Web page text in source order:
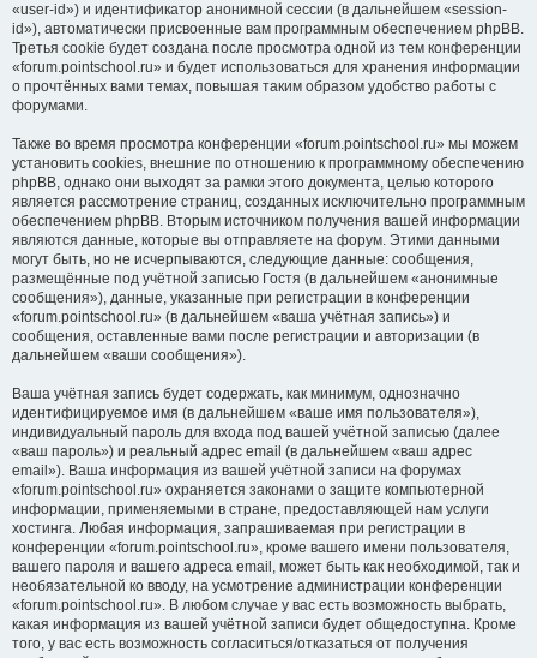
«user-id») и идентификатор анонимной сессии (в дальнейшем «session-
id»), автоматически присвоенные вам программным обеспечением phpBB.
Третья cookie будет создана после просмотра одной из тем конференции
«forum.pointschool.ru» и будет использоваться для хранения информации
о прочтённых вами темах, повышая таким образом удобство работы с
форумами.
Также во время просмотра конференции «forum.pointschool.ru» мы можем
установить cookies, внешние по отношению к программному обеспечению
phpBB, однако они выходят за рамки этого документа, целью которого
является рассмотрение страниц, созданных исключительно программным
обеспечением phpBB. Вторым источником получения вашей информации
являются данные, которые вы отправляете на форум. Этими данными
могут быть, но не исчерпываются, следующие данные: сообщения,
размещённые под учётной записью Гостя (в дальнейшем «анонимные
сообщения»), данные, указанные при регистрации в конференции
«forum.pointschool.ru» (в дальнейшем «ваша учётная запись») и
сообщения, оставленные вами после регистрации и авторизации (в
дальнейшем «ваши сообщения»).
Ваша учётная запись будет содержать, как минимум, однозначно
идентифицируемое имя (в дальнейшем «ваше имя пользователя»),
индивидуальный пароль для входа под вашей учётной записью (далее
«ваш пароль») и реальный адрес email (в дальнейшем «ваш адрес
email»). Ваша информация из вашей учётной записи на форумах
«forum.pointschool.ru» охраняется законами о защите компьютерной
информации, применяемыми в стране, предоставляющей нам услуги
хостинга. Любая информация, запрашиваемая при регистрации в
конференции «forum.pointschool.ru», кроме вашего имени пользователя,
вашего пароля и вашего адреса email, может быть как необходимой, так и
необязательной ко вводу, на усмотрение администрации конференции
«forum.pointschool.ru». В любом случае у вас есть возможность выбрать,
какая информация из вашей учётной записи будет общедоступна. Кроме
того, у вас есть возможность согласиться/отказаться от получения